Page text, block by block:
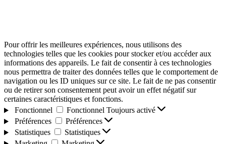
Pour offrir les meilleures expériences, nous utilisons des
technologies telles que les cookies pour stocker et/ou accéder aux
informations des appareils. Le fait de consentir à ces technologies
nous permettra de traiter des données telles que le comportement de
navigation ou les ID uniques sur ce site. Le fait de ne pas consentir
ou de retirer son consentement peut avoir un effet négatif sur
certaines caractéristiques et fonctions.
Fonctionnel
Fonctionnel Toujours activé
Préférences
Préférences
Statistiques
Statistiques